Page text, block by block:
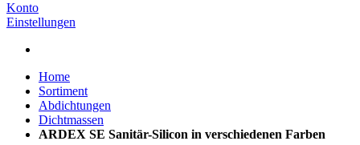
Konto
Einstellungen
Home
Sortiment
Abdichtungen
Dichtmassen
ARDEX SE Sanitär-Silicon in verschiedenen Farben